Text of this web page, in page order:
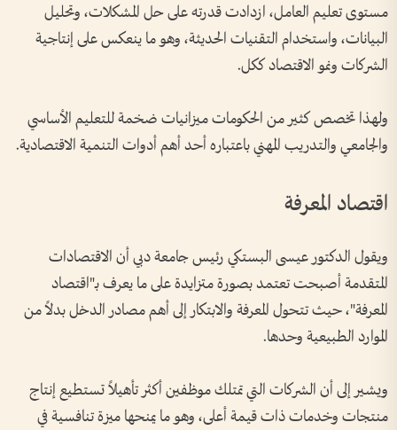
مستوى تعليم العامل، ازدادت قدرته على حل المشكلات، وتحليل
البيانات، واستخدام التقنيات الحديثة، وهو ما ينعكس على إنتاجية
الشركات ونمو الاقتصاد ككل.
ولهذا تخصص كثير من الحكومات ميزانيات ضخمة للتعليم الأساسي
والجامعي والتدريب المهني باعتباره أحد أهم أدوات التنمية الاقتصادية.
اقتصاد المعرفة
ويقول الدكتور عيسى البستكي رئيس جامعة دبي أن الاقتصادات
المتقدمة أصبحت تعتمد بصورة متزايدة على ما يعرف بـ"اقتصاد
المعرفة"، حيث تتحول المعرفة والابتكار إلى أهم مصادر الدخل بدلاً من
الموارد الطبيعية وحدها.
ويشير إلى أن الشركات التي تمتلك موظفين أكثر تأهيلاً تستطيع إنتاج
منتجات وخدمات ذات قيمة أعلى، وهو ما يمنحها ميزة تنافسية في